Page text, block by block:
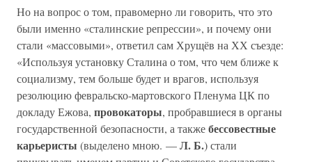
Но на вопрос о том, правомерно ли говорить, что это
были именно «сталинские репрессии», и почему они
стали «массовыми», ответил сам Хрущёв на ХХ съезде:
«Используя установку Сталина о том, что чем ближе к
социализму, тем больше будет и врагов, используя
резолюцию февральско-мартовского Пленума ЦК по
докладу Ежова, провокаторы, пробравшиеся в органы
государственной безопасности, а такжебессовестные
карьеристы (выделено мною. —Л. Б.) стали